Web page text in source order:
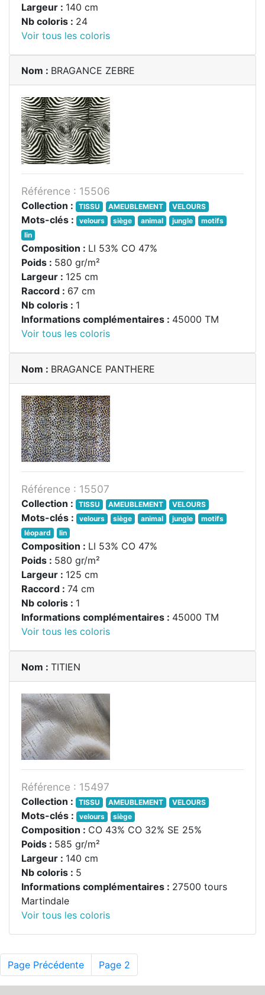
Largeur : 140 cm
Nb coloris : 24
Voir tous les coloris
Nom : BRAGANCE ZEBRE
Référence : 15506
Collection : TISSU AMEUBLEMENT VELOURS
Mots-clés : velours siège animal jungle
motifs
lin
Composition : LI 53% CO 47%
Poids : 580 gr/m²
Largeur : 125 cm
Raccord : 67 cm
Nb coloris : 1
Informations complémentaires : 45000 TM
Voir tous les coloris
Nom : BRAGANCE PANTHERE
Référence : 15507
Collection : TISSU AMEUBLEMENT VELOURS
Mots-clés : velours siège animal jungle
motifs
léopard
lin
Composition : LI 53% CO 47%
Poids : 580 gr/m²
Largeur : 125 cm
Raccord : 74 cm
Nb coloris : 1
Informations complémentaires : 45000 TM
Voir tous les coloris
Nom : TITIEN
Référence : 15497
Collection : TISSU AMEUBLEMENT VELOURS
Mots-clés : velours siège
Composition : CO 43% CO 32% SE 25%
Poids : 585 gr/m²
Largeur : 140 cm
Nb coloris : 5
Informations complémentaires : 27500 tours
Martindale
Voir tous les coloris
Page Précédente Page 2